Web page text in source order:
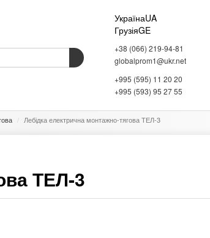
УкраїнаUA
ГрузіяGE
+38 (066) 219-94-81
globalprom1@ukr.net
+995 (595) 11 20 20
+995 (593) 95 27 55
ІНФОРМАЦІЯ ПРО
Лебідка електрична монтажно-тягова ТЕЛ-3
ТЕЛ-3